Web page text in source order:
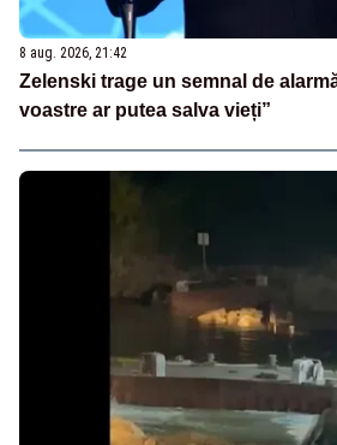
8 aug. 2026, 21:42
Zelenski trage un semnal de
voastre ar putea salva vieți”